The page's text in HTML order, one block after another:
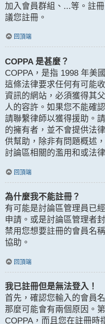
加入會員群組、...等。註
議您註冊。
回頂端
COPPA 是甚麼？
COPPA，是指 1998 年美
這條法律要求任何有可能
資訊的網站，必須獲得其
人的容許。如果您不能確
請聯繫律師以獲得援助。
的擁有者，並不會提供法
供幫助，除非有問題概述
討論區相關的濫用和或法
回頂端
為什麼我不能註冊？
有可能是討論區管理員已
申請。或是討論區管理者
禁用您想要註冊的會員名
協助。
回頂端
我已註冊但是無法登入！
首先，確認您輸入的會員
那麼可能會有兩個原因。
COPPA，而且您在註冊時